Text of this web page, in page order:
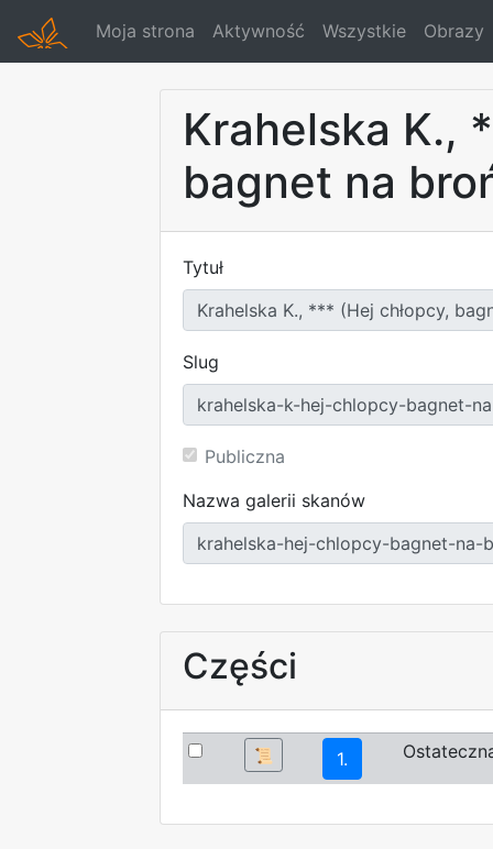
Moja strona Aktywność Wszystkie Obrazy
Krahelska K.,
bagnet na
Tytuł
Slug
Publiczna
Nazwa galerii skanów
Części
📜 1.